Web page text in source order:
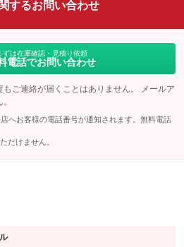
するお問い合わせ
ずは在庫確認・見積り依頼
電話でお問い合わせ
ご連絡が届くことはありません。 メールア
へお客様の電話番号が通知されます。無料電話
だけません。